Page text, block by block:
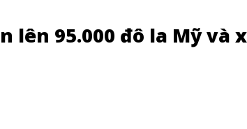
lên 95.000 đô la Mỹ và